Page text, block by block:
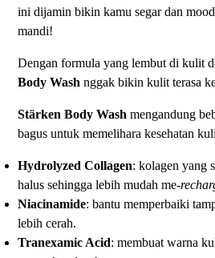
ini dijamin bikin kamu segar dan
mandi!
Dengan formula yang lembut di kulit
Body Wash nggak bikin kulit terasa
Stärken Body Wash mengandung
bagus untuk memelihara kesehatan
Hydrolyzed Collagen: kolagen yang
halus sehingga lebih mudah me-
Niacinamide: bantu memperbaiki
lebih cerah.
Tranexamic Acid: membuat warna